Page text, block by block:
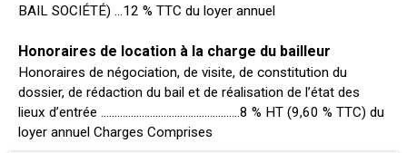
BAIL SOCIÉTÉ) …12 % TTC du loyer annuel
Honoraires de location à la charge du bailleur
Honoraires de négociation, de visite, de constitution du
dossier, de rédaction du bail et de réalisation de l’état des
lieux d’entrée ……………………………………………8 % HT (9,60 % TTC) du
loyer annuel Charges Comprises